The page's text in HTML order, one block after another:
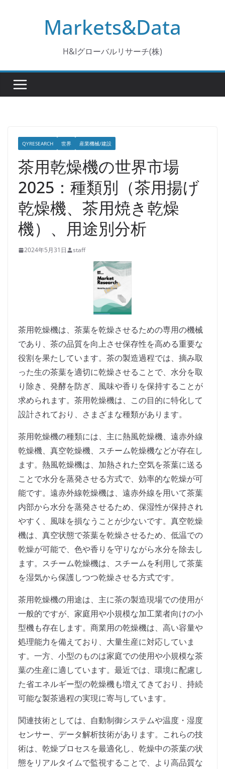
Markets&Data
H&Iグローバルリサーチ(株)
QYRESEARCH 世界 産業機械/建設
茶用乾燥機の世界市場
2025：種類別（茶用揚げ
乾燥機、茶用焼き乾燥
機）、用途別分析
2024年5月31日 staff
茶用乾燥機は、茶葉を乾燥させるための専用の機械
であり、茶の品質を向上させ保存性を高める重要な
役割を果たしています。茶の製造過程では、摘み取
った生の茶葉を適切に乾燥させることで、水分を取
り除き、発酵を防ぎ、風味や香りを保持することが
求められます。茶用乾燥機は、この目的に特化して
設計されており、さまざまな種類があります。
茶用乾燥機の種類には、主に熱風乾燥機、遠赤外線
乾燥機、真空乾燥機、スチーム乾燥機などが存在し
ます。熱風乾燥機は、加熱された空気を茶葉に送る
ことで水分を蒸発させる方式で、効率的な乾燥が可
能です。遠赤外線乾燥機は、遠赤外線を用いて茶葉
内部から水分を蒸発させるため、保湿性が保持され
やすく、風味を損なうことが少ないです。真空乾燥
機は、真空状態で茶葉を乾燥させるため、低温での
乾燥が可能で、色や香りを守りながら水分を除去し
ます。スチーム乾燥機は、スチームを利用して茶葉
を湿気から保護しつつ乾燥させる方式です。
茶用乾燥機の用途は、主に茶の製造現場での使用が
一般的ですが、家庭用や小規模な加工業者向けの小
型機も存在します。商業用の乾燥機は、高い容量や
処理能力を備えており、大量生産に対応していま
す。一方、小型のものは家庭での使用や小規模な茶
葉の生産に適しています。最近では、環境に配慮し
た省エネルギー型の乾燥機も増えてきており、持続
可能な製茶過程の実現に寄与しています。
関連技術としては、自動制御システムや温度・湿度
センサー、データ解析技術があります。これらの技
術は、乾燥プロセスを最適化し、乾燥中の茶葉の状
態をリアルタイムで監視することで、より高品質な